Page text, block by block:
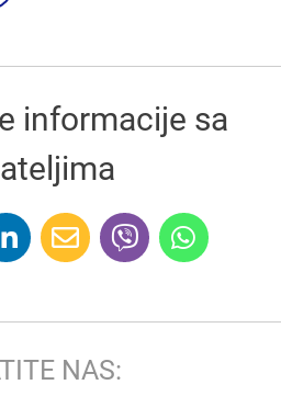
informacije sa
NAS: